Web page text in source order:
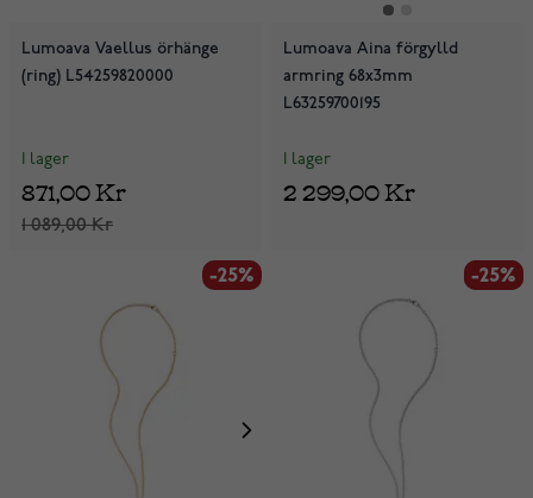
Lumoava Vaellus örhänge
(ring) L54259820000
I lager
1 089,00 Kr
871,00 Kr
Lumoava Aina förgylld
armring 68x3mm
L63259700195
I lager
2 299,00 Kr
-25% -25%
-25%